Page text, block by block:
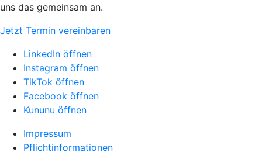
uns das gemeinsam an.
Jetzt Termin vereinbaren
LinkedIn öffnen
Instagram öffnen
TikTok öffnen
Facebook öffnen
Kununu öffnen
Impressum
Pflichtinformationen